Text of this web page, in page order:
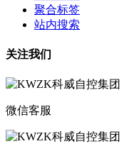
聚合标签
站内搜索
关注我们
微信客服